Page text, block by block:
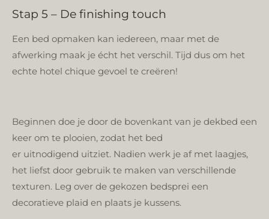
Stap 5 – De finishing touch
Een bed opmaken kan iedereen, maar met de
afwerking maak je écht het verschil. Tijd dus om het
echte hotel chique gevoel te creëren!
Beginnen doe je door de bovenkant van je dekbed een
keer om te plooien, zodat het bed
er uitnodigend uitziet. Nadien werk je af met laagjes,
het liefst door gebruik te maken van verschillende
texturen. Leg over de gekozen bedsprei een
decoratieve plaid en plaats je kussens.